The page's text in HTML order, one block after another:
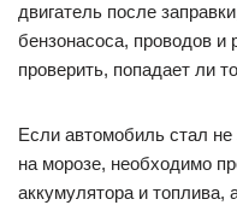
двигатель после
бензонасоса, проводов
проверить, попадает ли
Если автомобиль стал не
на морозе, необходимо
аккумулятора и топлива,